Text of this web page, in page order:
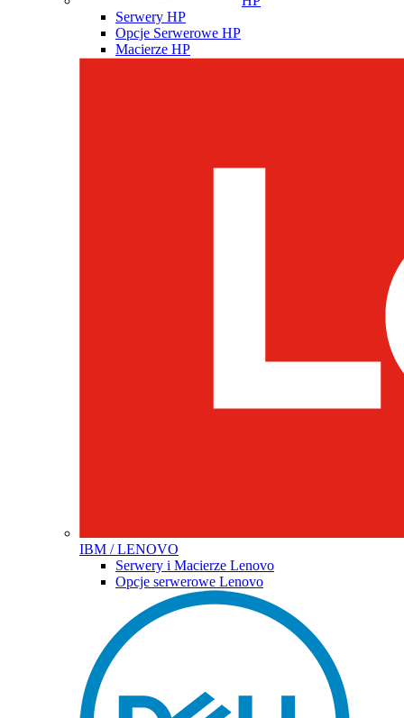
Serwery HP
Opcje Serwerowe HP
Macierze HP
IBM / LENOVO
Serwery i Macierze Lenovo
Opcje serwerowe Lenovo